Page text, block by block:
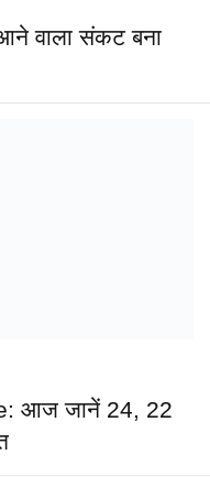
वाला संकट बना
आज जानें 24, 22